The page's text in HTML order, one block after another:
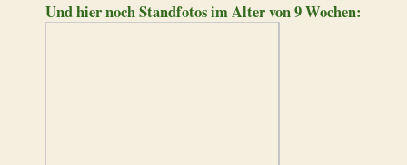
Und hier noch Standfotos im Alter von 9 Wochen: